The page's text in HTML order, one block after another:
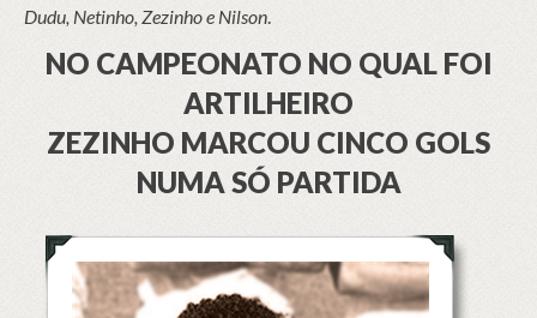
Dudu, Netinho, Zezinho e Nilson.
NO CAMPEONATO NO QUAL FOI
ARTILHEIRO
ZEZINHO MARCOU CINCO GOLS
NUMA SÓ PARTIDA